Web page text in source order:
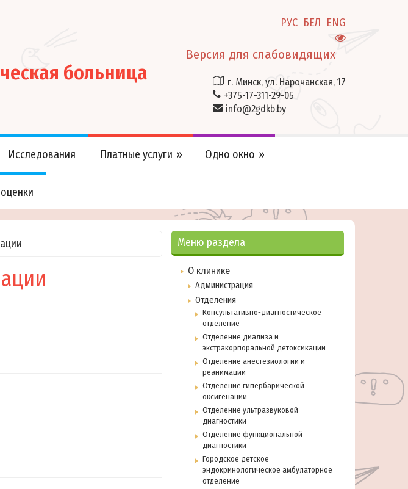
больница
РУС БЕЛ ENG
Версия для слабовидящих
г. Минск, ул. Нарочанская, 17
+375-17-311-29-05
info@2gdkb.by
Исследования Платные услуги Одно окно
Меню раздела
О клинике
Администрация
Отделения
Консультативно-диагностическое
отделение
Отделение диализа и
экстракорпоральной детоксикации
Отделение анестезиологии и
реанимации
Отделение гипербарической
оксигенации
Отделение ультразвуковой
диагностики
Отделение функциональной
диагностики
Городское детское
эндокринологическое амбулаторное
отделение